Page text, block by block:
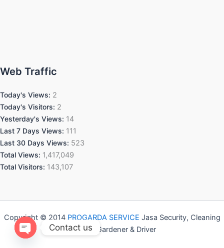
Web Traffic
Today's Views: 2
Today's Visitors: 2
Yesterday's Views: 14
Last 7 Days Views: 111
Last 30 Days Views: 523
Total Views: 1,417,049
Total Visitors: 143,107
Copyright © 2014 PROGARDA SERVICE Jasa Security, Cleaning
Service, Gardener & Driver
Contact us
Open chaty